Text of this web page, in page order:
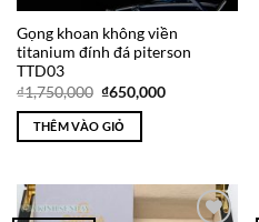
Gọng khoan không viền
titanium đính đá piterson
TTD03
₫1,750,000 Giá
là:
₫1,750,000.
₫650,000Giá
THÊM VÀO GIỎ